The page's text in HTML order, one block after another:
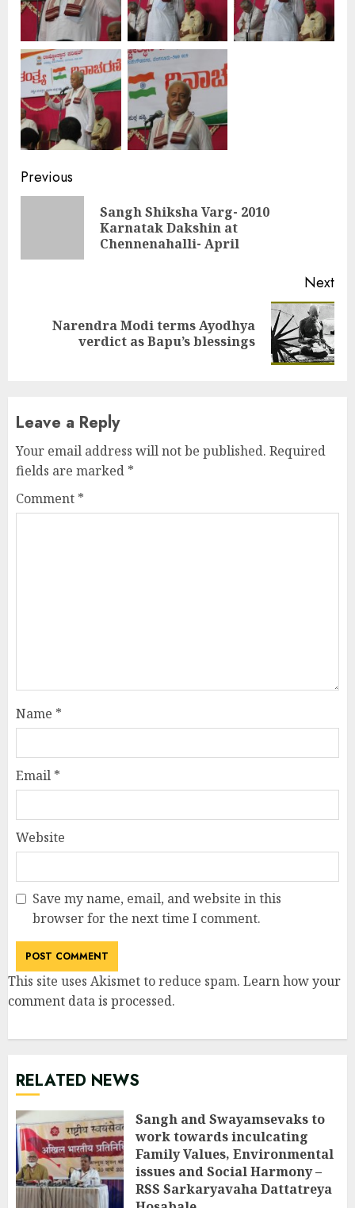
Continue
Reading
Previous
Sangh Shiksha Varg- 2010
Karnatak Dakshin at
Chennenahalli- April
Next
NextNarendra Modi terms Ayodhya
verdict as Bapu’s blessings
Leave a Reply
Your email address will not be published. Required
fields are marked *
Comment *
Name *
Email *
Website
Save my name, email, and website in this
browser for the next time I comment.
This site uses Akismet to reduce spam. Learn how your
comment data is processed.
RELATED NEWS
Sangh and Swayamsevaks to
work towards inculcating
Family Values, Environmental
issues and Social Harmony –
RSS Sarkaryavaha Dattatreya